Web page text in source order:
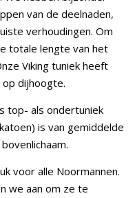
van de deelnaden,
verhoudingen. Om
totale lengte van het
Viking tuniek heeft
dijhoogte.
top- als ondertuniek
is van gemiddelde
voor alle Noormannen.
we aan om ze te